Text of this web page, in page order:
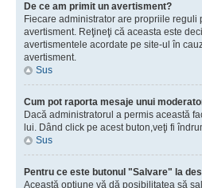
De ce am primit un avertisment?
Fiecare administrator are propriile
avertisment. Reţineţi că aceasta este
avertismentele acordate pe site-ul în
avertisment.
Sus
Cum pot raporta mesaje unui
Dacă administratorul a permis această
lui. Dând click pe acest buton,veţi fi
Sus
Pentru ce este butonul "Salvare" la
Această opţiune vă dă posibilitatea să